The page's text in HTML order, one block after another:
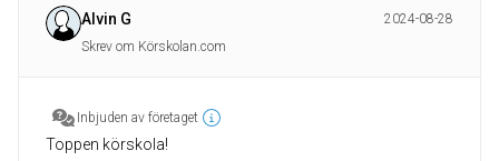
Alvin G
2024-08-28
Skrev om Körskolan.com
Inbjuden av företaget
Toppen körskola!